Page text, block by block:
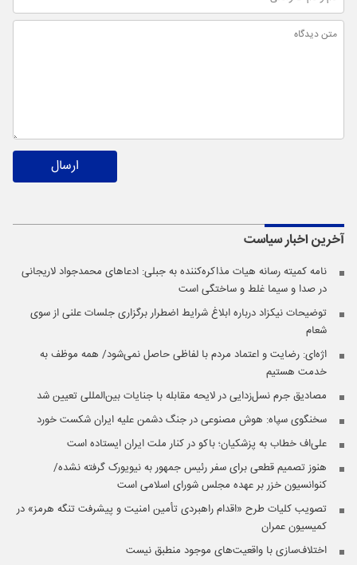
ارسال
آخرین اخبارسیاست
نامه کمیته رسانه هیات مذاکره‌کننده به جبلی: ادعاهای محمدجواد لاریجانی
در صدا و سیما غلط و ساختگی است
توضیحات نیکزاد درباره ابلاغ شرایط اضطرار برگزاری جلسات علنی از سوی
شعام
اژه‌ای: رضایت و اعتماد مردم با لفاظی حاصل نمی‌شود/ همه موظف به
خدمت هستیم
مصادیق جرم نسل‌زدایی در لایحه مقابله با جنایات بین‌المللی تعیین شد
سخنگوی سپاه: هوش مصنوعی در جنگ دشمن علیه ایران شکست خورد
علی‌اف خطاب به پزشکیان؛ باکو در کنار ملت ایران ایستاده است
هنوز تصمیم قطعی برای سفر رئیس جمهور به نیویورک گرفته نشده/
کنوانسیون خزر بر عهده مجلس شورای اسلامی است
تصویب کلیات طرح «اقدام راهبردی تأمین امنیت و پیشرفت تنگه هرمز» در
کمیسیون عمران
اختلاف‌سازی با واقعیت‌های موجود منطبق نیست